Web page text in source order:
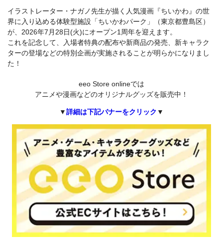
イラストレーター・ナガノ先生が描く人気漫画『ちいかわ』の世
界に入り込める体験型施設「ちいかわパーク」（東京都豊島区）
が、2026年7月28日(火)にオープン1周年を迎えます。
これを記念して、入場者特典の配布や新商品の発売、新キャラク
ターの登場などの特別企画が実施されることが明らかになりまし
た！
eeo Store onlineでは
アニメや漫画などのオリジナルグッズを販売中！
▼詳細は下記バナーをクリック ▼